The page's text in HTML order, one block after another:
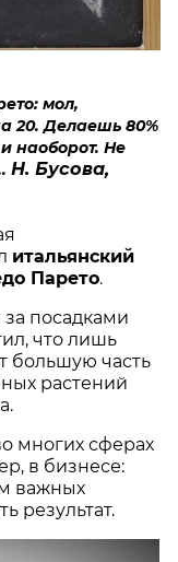
мол,
20. Делаешь 80%
наоборот. Не
Н. Бусова,
итальянский
Парето.
за посадками
что лишь
большую часть
растений
многих сферах
в бизнесе:
важных
результат.